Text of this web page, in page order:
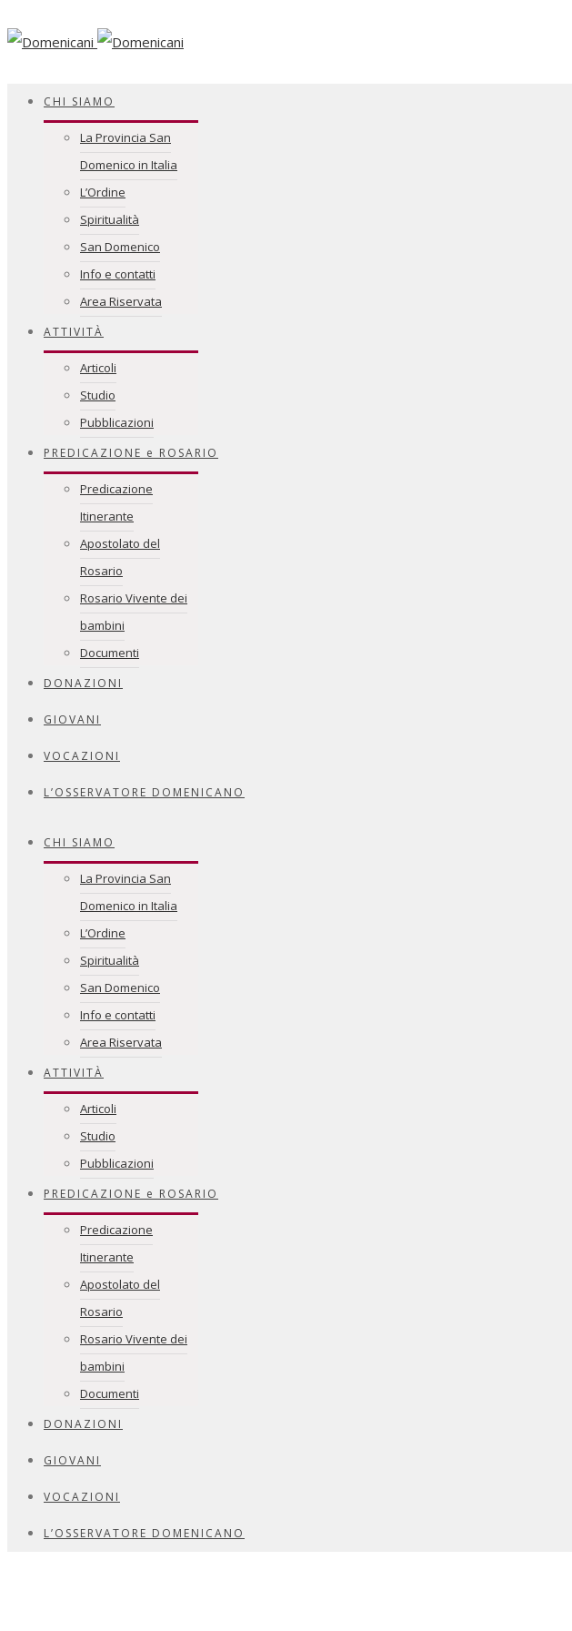
Facebook
CHI SIAMO
La Provincia San
Domenico in Italia
L’Ordine
Spiritualità
San Domenico
Info e contatti
Area Riservata
ATTIVITÀ
Articoli
Studio
Pubblicazioni
PREDICAZIONE e ROSARIO
Predicazione
Itinerante
Apostolato del
Rosario
Rosario Vivente dei
bambini
Documenti
DONAZIONI
GIOVANI
VOCAZIONI
L’OSSERVATORE DOMENICANO
CHI SIAMO
La Provincia San
Domenico in Italia
L’Ordine
Spiritualità
San Domenico
Info e contatti
Area Riservata
ATTIVITÀ
Articoli
Studio
Pubblicazioni
PREDICAZIONE e ROSARIO
Predicazione
Itinerante
Apostolato del
Rosario
Rosario Vivente dei
bambini
Documenti
DONAZIONI
GIOVANI
VOCAZIONI
L’OSSERVATORE DOMENICANO